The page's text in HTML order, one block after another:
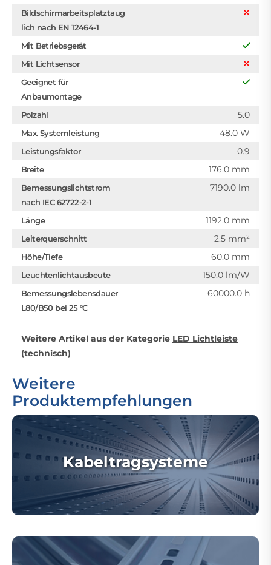
Bildschirmarbeitsplatztaug
lich nach EN 12464-1
Mit Betriebsgerät
Mit Lichtsensor
Geeignet für
Anbaumontage
Polzahl
5.0
Max. Systemleistung 48.0 W
Leistungsfaktor 0.9
Breite 176.0 mm
Bemessungslichtstrom
nach IEC 62722-2-1
7190.0 lm
Länge 1192.0 mm
Leiterquerschnitt 2.5 mm²
Höhe/Tiefe 60.0 mm
Leuchtenlichtausbeute 150.0 lm/W
Bemessungslebensdauer
L80/B50 bei 25 °C
60000.0 h
Weitere Artikel aus der Kategorie LED Lichtleiste
(technisch)
Weitere
Produktempfehlungen
Kabeltragsysteme